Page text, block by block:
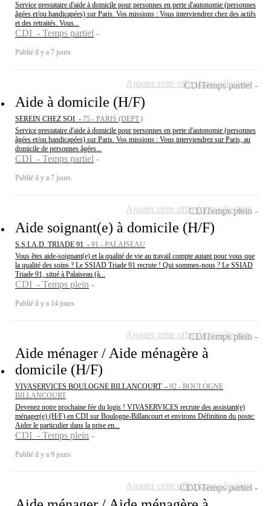
Service prestataire d'aide à domicile pour personnes en perte d'autonomie (personnes
âgées et/ou handicapées) sur Paris. Vos missions : Vous interviendrez chez des actifs
et des retraités. Vous...
CDI - Temps partiel
Publié il y a 7 jours
Aide à domicile (H/F)
SEREIN CHEZ SOI - 75 - PARIS (DEPT.)
Service prestataire d'aide à domicile pour personnes en perte d'autonomie (personnes
âgées et/ou handicapées) sur Paris. Vos missions : Vous interviendrez sur Paris, au
domicile de personnes âgées...
CDI - Temps partiel
Publié il y a 7 jours
CDITemps partiel
Ajouter cette offre à ma sélection
Aide soignant(e) à domicile (H/F)
S.S.I.A.D. TRIADE 91 - 91 - PALAISEAU
Vous êtes aide-soignant(e) et la qualité de vie au travail compte autant pour vous que
la qualité des soins ? Le SSIAD Triade 91 recrute ! Qui sommes-nous ? Le SSIAD
Triade 91, situé à Palaiseau (à...
CDI - Temps plein
Publié il y a 14 jours
CDITemps plein
Ajouter cette offre à ma sélection
Aide ménager / Aide ménagère à
domicile (H/F)
VIVASERVICES BOULOGNE BILLANCOURT - 92 - BOULOGNE
BILLANCOURT
Devenez notre prochaine fée du logis ! VIVASERVICES recrute des assistant(e)
ménager(e) (H/F) en CDI sur Boulogne-Billancourt et environs Définition du poste:
Aider le particulier dans la prise en...
CDI - Temps plein
Publié il y a 9 jours
CDITemps plein
Ajouter cette offre à ma sélection
CDDTemps partiel
Ajouter cette offre à ma sélection